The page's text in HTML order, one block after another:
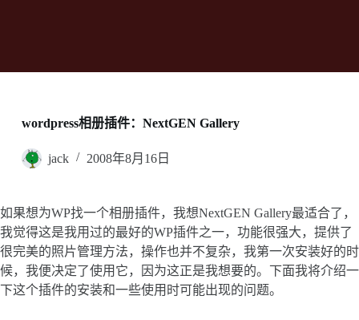
wordpress相册插件：NextGEN Gallery
jack 2008年8月16日
如果想为WP找一个相册插件，我想NextGEN Gallery最适合了，
我觉得这是我用过的最好的WP插件之一，功能很强大，提供了
很完美的照片管理方法，操作也并不复杂，我第一次安装好的时
候，我便决定了使用它，因为这正是我想要的。下面我将介绍一
下这个插件的安装和一些使用时可能出现的问题。